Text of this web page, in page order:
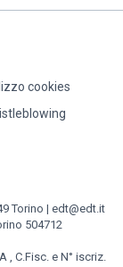
cookies
Torino | edt@edt.it
504712
, C.Fisc. e N° iscriz.